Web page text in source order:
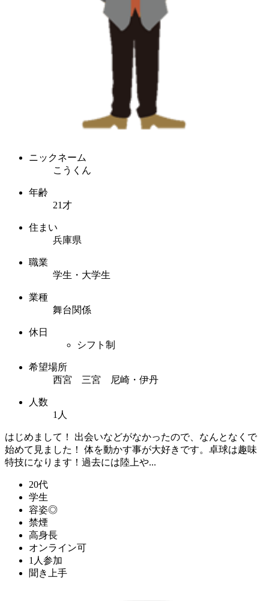
ニックネーム
こうくん
年齢
21才
住まい
兵庫県
職業
学生・大学生
業種
舞台関係
休日
シフト制
希望場所
西宮 三宮 尼崎・伊丹
人数
1人
はじめまして！ 出会いなどがなかったので、なんとなくで
始めて見ました！ 体を動かす事が大好きです。卓球は趣味
特技になります！過去には陸上や...
20代
学生
容姿◎
禁煙
高身長
オンライン可
1人参加
聞き上手